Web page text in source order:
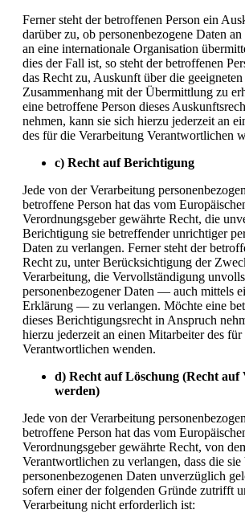
Ferner steht der betroffenen Person ein
darüber zu, ob personenbezogene Daten
an eine internationale Organisation
dies der Fall ist, so steht der betroffenen
das Recht zu, Auskunft über die
Zusammenhang mit der Übermittlung zu
eine betroffene Person dieses
nehmen, kann sie sich hierzu jederzeit an
des für die Verarbeitung Verantwortlichen
c) Recht auf Berichtigung
Jede von der Verarbeitung
betroffene Person hat das vom
Verordnungsgeber gewährte Recht, die
Berichtigung sie betreffender unrichtiger
Daten zu verlangen. Ferner steht der
Recht zu, unter Berücksichtigung der
Verarbeitung, die Vervollständigung
personenbezogener Daten — auch mittels
Erklärung — zu verlangen. Möchte eine
dieses Berichtigungsrecht in Anspruch
hierzu jederzeit an einen Mitarbeiter des
Verantwortlichen wenden.
d) Recht auf Löschung (Recht auf
werden)
Jede von der Verarbeitung
betroffene Person hat das vom
Verordnungsgeber gewährte Recht, von
Verantwortlichen zu verlangen, dass die sie
personenbezogenen Daten unverzüglich
sofern einer der folgenden Gründe zutrifft
Verarbeitung nicht erforderlich ist: